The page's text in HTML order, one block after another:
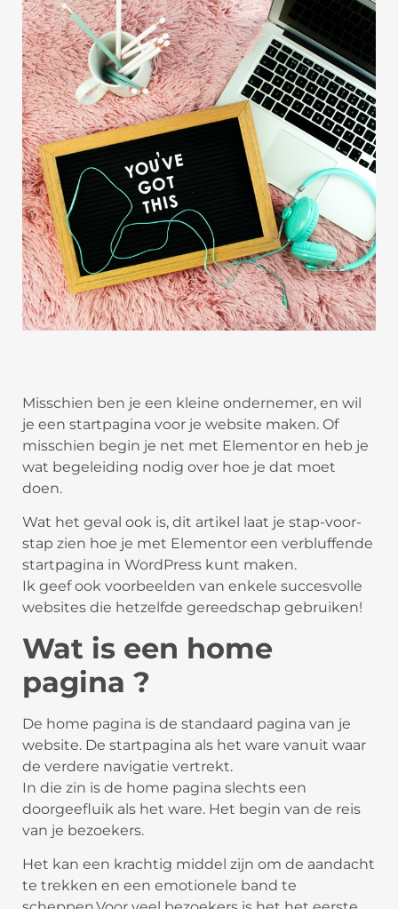
Misschien ben je een kleine ondernemer, en wil
je een startpagina voor je website maken. Of
misschien begin je net met Elementor en heb je
wat begeleiding nodig over hoe je dat moet
doen.
Wat het geval ook is, dit artikel laat je stap-voor-
stap zien hoe je met Elementor een verbluffende
startpagina in WordPress kunt maken.
Ik geef ook voorbeelden van enkele succesvolle
websites die hetzelfde gereedschap gebruiken!
Wat is een home
pagina ?
De home pagina is de standaard pagina van je
website. De startpagina als het ware vanuit waar
de verdere navigatie vertrekt.
In die zin is de home pagina slechts een
doorgeefluik als het ware. Het begin van de reis
van je bezoekers.
Het kan een krachtig middel zijn om de aandacht
te trekken en een emotionele band te